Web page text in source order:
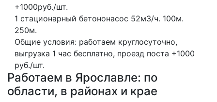
+1000руб./шт.
1 стационарный бетононасос 52м3/ч. 100м.
250м.
Общие условия: работаем круглосуточно,
выгрузка 1 час бесплатно, проезд поста +1000
руб./шт.
Работаем в Ярославле: по
области, в районах и крае